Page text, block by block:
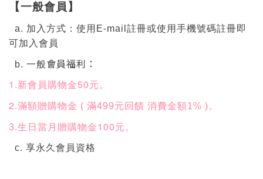
【一般會員】
a. 加入方式：使用E-mail註冊或使用手機號碼註冊即
可加入會員
b. 一般會員福利：
1.新會員購物金50元。
2.滿額贈購物金 ( 滿499元回饋 消費金額1% )。
3.生日當月贈購物金100元。
c. 享永久會員資格